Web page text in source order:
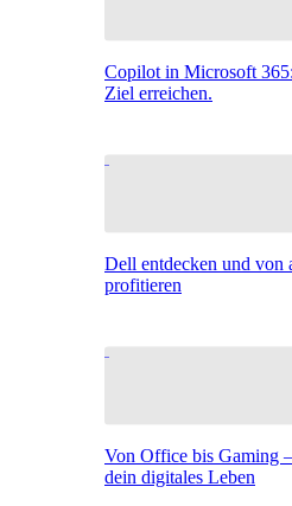
Copilot in Microsoft
Ziel erreichen.
Dell entdecken und von
profitieren
Von Office bis Gaming
dein digitales Leben